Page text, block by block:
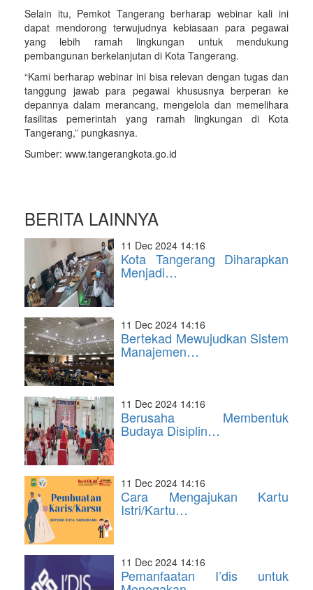
Selain itu, Pemkot Tangerang berharap webinar kali ini
dapat mendorong terwujudnya kebiasaan para pegawai
yang lebih ramah lingkungan untuk mendukung
pembangunan berkelanjutan di Kota Tangerang.
“Kami berharap webinar ini bisa relevan dengan tugas dan
tanggung jawab para pegawai khususnya berperan ke
depannya dalam merancang, mengelola dan memelihara
fasilitas pemerintah yang ramah lingkungan di Kota
Tangerang,” pungkasnya.
Sumber: www.tangerangkota.go.id
BERITA LAINNYA
11 Dec 2024 14:16
Kota Tangerang Diharapkan
Menjadi…
11 Dec 2024 14:16
Bertekad Mewujudkan Sistem
Manajemen…
11 Dec 2024 14:16
Berusaha Membentuk
Budaya Disiplin…
11 Dec 2024 14:16
Cara Mengajukan Kartu
Istri/Kartu…
11 Dec 2024 14:16
Pemanfaatan I’dis untuk